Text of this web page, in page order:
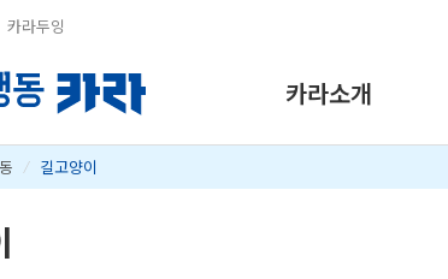
카라두잉
카라소개
/ 길고양이